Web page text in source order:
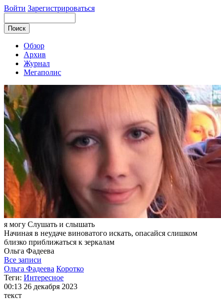
Войти Зарегистрироваться
Обзор
Архив
Журнал
Мегаполис
я могу Слушать и слышать
Начиная в неудаче виноватого искать, опасайся слишком
близко приближаться к зеркалам
Ольга Фадеева
Все записи
Ольга Фадеева Коротко
Теги: Интересное
00:13 26 декабря 2023
текст